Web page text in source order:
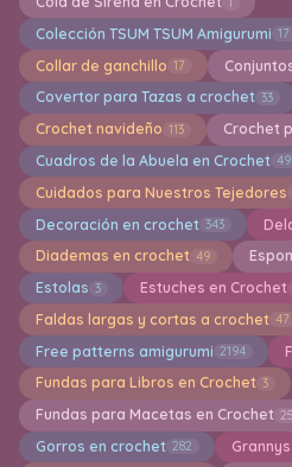
Colección TSUM TSUM Amigurumi 17
Collar de ganchillo 17
Covertor para Tazas a crochet 33
Crochet navideño 113 Crochet
Cuadros de la Abuela en Crochet 49
Cuidados para Nuestros Tejedores
Decoración en crochet 343
Diademas en crochet 49
Estolas 3 Estuches en Crochet
Faldas largas y cortas a crochet 47
Free patterns amigurumi 2194
Fundas para Libros en Crochet 3
Fundas para Macetas en Crochet 25
Gorros en crochet 282